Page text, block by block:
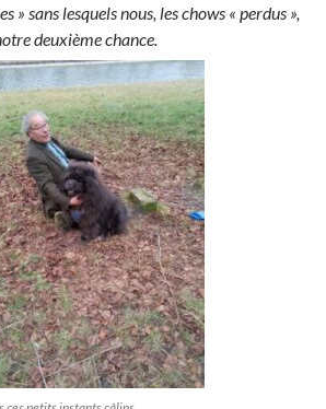
» sans lesquels nous, les chows « perdus »,
deuxième chance.